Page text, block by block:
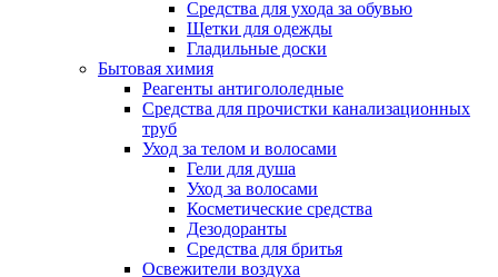
Средства для ухода за обувью
Щетки для одежды
Гладильные доски
Бытовая химия
Реагенты антигололедные
Средства для прочистки канализационных
труб
Уход за телом и волосами
Гели для душа
Уход за волосами
Косметические средства
Дезодоранты
Средства для бритья
Освежители воздуха